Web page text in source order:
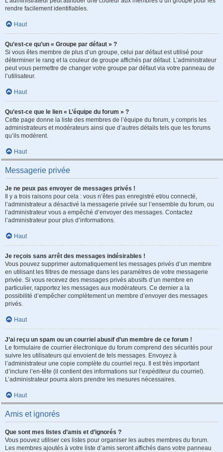
rendre facilement identifiables.
Haut
Qu’est-ce qu’un « Groupe par défaut » ?
Si vous êtes membre de plus d’un groupe, celui par défaut est utilisé pour
déterminer le rang et la couleur de groupe affichés par défaut. L’administrateur
peut vous permettre de changer votre groupe par défaut via votre panneau de
l’utilisateur.
Haut
Qu’est-ce que le lien « L’équipe du forum » ?
Cette page donne la liste des membres de l’équipe du forum, y compris les
administrateurs et modérateurs ainsi que d’autres détails tels que les forums
qu’ils modèrent.
Haut
Messagerie privée
Je ne peux pas envoyer de messages privés !
Il y a trois raisons pour cela : vous n’êtes pas enregistré et/ou connecté,
l’administrateur a désactivé la messagerie privée sur l’ensemble du forum, ou
l’administrateur vous a empêché d’envoyer des messages. Contactez
l’administrateur pour plus d’informations.
Haut
Je reçois sans arrêt des messages indésirables !
Vous pouvez supprimer automatiquement les messages privés d’un membre
en utilisant les filtres de message dans les paramètres de votre messagerie
privée. Si vous recevez des messages privés abusifs d’un membre en
particulier, rapportez les messages aux modérateurs. Ce dernier a la
possibilité d’empêcher complètement un membre d’envoyer des messages
privés.
Haut
J’ai reçu un spam ou un courriel abusif d’un membre de ce forum !
Le formulaire de courrier électronique du forum comprend des sécurités pour
suivre les utilisateurs qui envoient de tels messages. Envoyez à
l’administrateur une copie complète du courriel reçu. Il est très important
d’inclure l’en-tête (il contient des informations sur l’expéditeur du courriel).
L’administrateur pourra alors prendre les mesures nécessaires.
Haut
Amis et ignorés
Que sont mes listes d’amis et d’ignorés ?
Vous pouvez utiliser ces listes pour organiser les autres membres du forum.
Les membres ajoutés à votre liste d’amis seront affichés dans votre panneau